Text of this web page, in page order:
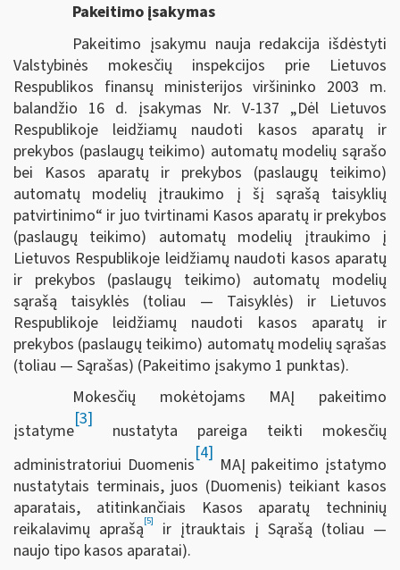
Pakeitimo įsakymas
Pakeitimo įsakymu nauja redakcija išdėstyti
Valstybinės mokesčių inspekcijos prie Lietuvos
Respublikos finansų ministerijos viršininko 2003 m.
balandžio 16 d. įsakymas Nr. V-137 „Dėl Lietuvos
Respublikoje leidžiamų naudoti kasos aparatų ir
prekybos (paslaugų teikimo) automatų modelių sąrašo
bei Kasos aparatų ir prekybos (paslaugų teikimo)
automatų modelių įtraukimo į šį sąrašą taisyklių
patvirtinimo“ ir juo tvirtinami Kasos aparatų ir prekybos
(paslaugų teikimo) automatų modelių įtraukimo į
Lietuvos Respublikoje leidžiamų naudoti kasos aparatų
ir prekybos (paslaugų teikimo) automatų modelių
sąrašą taisyklės (toliau — Taisyklės) ir Lietuvos
Respublikoje leidžiamų naudoti kasos aparatų ir
prekybos (paslaugų teikimo) automatų modelių sąrašas
(toliau — Sąrašas) (Pakeitimo įsakymo 1 punktas).
Mokesčių mokėtojams MAĮ pakeitimo
įstatyme
[3]
nustatyta pareiga teikti mokesčių
administratoriui Duomenis
[4]
MAĮ pakeitimo įstatymo
nustatytais terminais, juos (Duomenis) teikiant kasos
aparatais, atitinkančiais Kasos aparatų techninių
reikalavimų aprašą[5]
ir įtrauktais į Sąrašą (toliau —
naujo tipo kasos aparatai).